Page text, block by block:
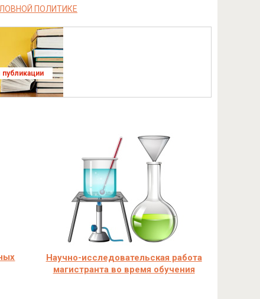
ПОЛИТИКЕ
Научно-исследовательская работа
магистранта во время обучения